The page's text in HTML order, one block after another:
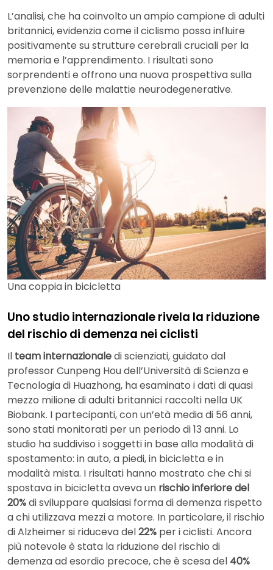
L’analisi, che ha coinvolto un ampio campione di adulti
britannici, evidenzia come il ciclismo possa influire
positivamente su strutture cerebrali cruciali per la
memoria e l’apprendimento. I risultati sono
sorprendenti e offrono una nuova prospettiva sulla
prevenzione delle malattie neurodegenerative.
Una coppia in bicicletta
Uno studio internazionale rivela la riduzione
del rischio di demenza nei ciclisti
Il team internazionaledi scienziati, guidato dal
professor Cunpeng Hou dell’Università di Scienza e
Tecnologia di Huazhong, ha esaminato i dati di quasi
mezzo milione di adulti britannici raccolti nella UK
Biobank. I partecipanti, con un’età media di 56 anni,
sono stati monitorati per un periodo di 13 anni. Lo
studio ha suddiviso i soggetti in base alla modalità di
spostamento: in auto, a piedi, in bicicletta e in
modalità mista. I risultati hanno mostrato che chi si
spostava in bicicletta aveva un rischio inferiore del
20%di sviluppare qualsiasi forma di demenza rispetto
a chi utilizzava mezzi a motore. In particolare, il rischio
di Alzheimer si riduceva del22% per i ciclisti. Ancora
più notevole è stata la riduzione del rischio di
demenza ad esordio precoce, che è scesa del 40%